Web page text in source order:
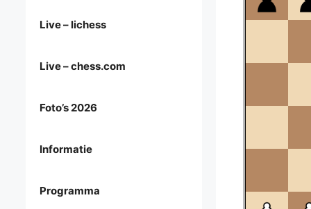
Live – lichess
Live – chess.com
Foto’s 2026
Informatie
Programma